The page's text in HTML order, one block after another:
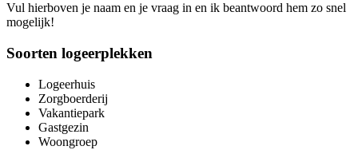
Vul hierboven je naam en je vraag in en ik beantwoord hem zo snel
mogelijk!
Soorten logeerplekken
Logeerhuis
Zorgboerderij
Vakantiepark
Gastgezin
Woongroep